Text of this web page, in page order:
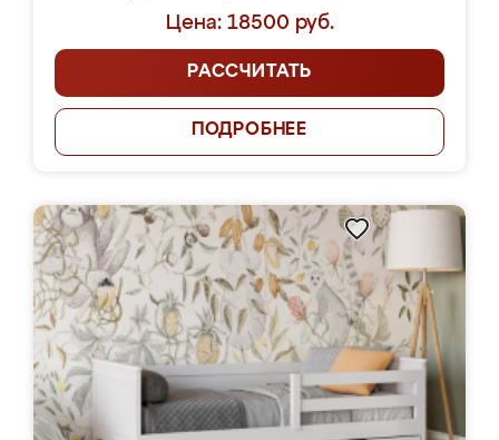
Цена: 18500 руб.
РАССЧИТАТЬ
ПОДРОБНЕЕ